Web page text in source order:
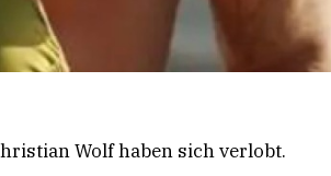
Wolf haben sich verlobt.